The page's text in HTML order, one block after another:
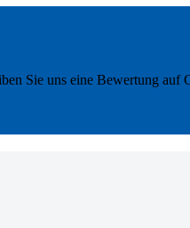
Sie uns eine Bewertung auf